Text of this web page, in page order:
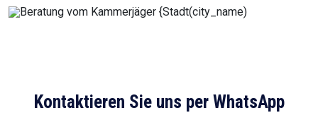
Kontaktieren Sie uns per WhatsApp